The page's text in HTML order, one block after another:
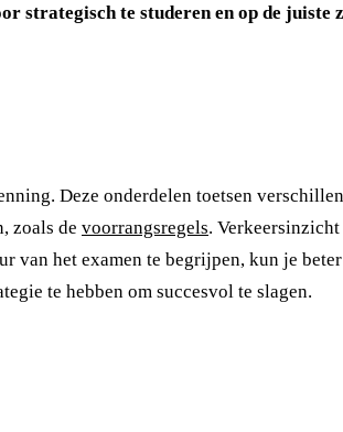
strategisch te studeren en op de juiste
Deze onderdelen toetsen
zoals de voorrangsregels.
van het examen te begrijpen, kun je
te hebben om succesvol te slagen.